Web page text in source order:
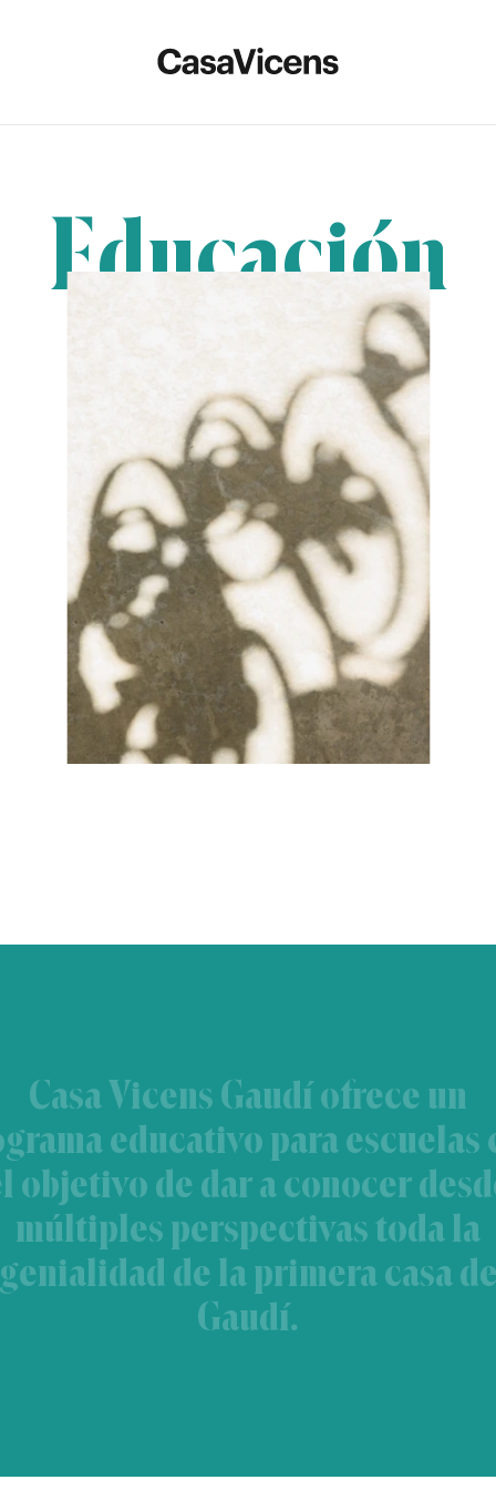
Educación
Casa Vicens Gaudí ofrece un
educativo para escuelas
objetivo de dar a conocer
múltiples perspectivas toda la
de la primera casa de
Gaudí.